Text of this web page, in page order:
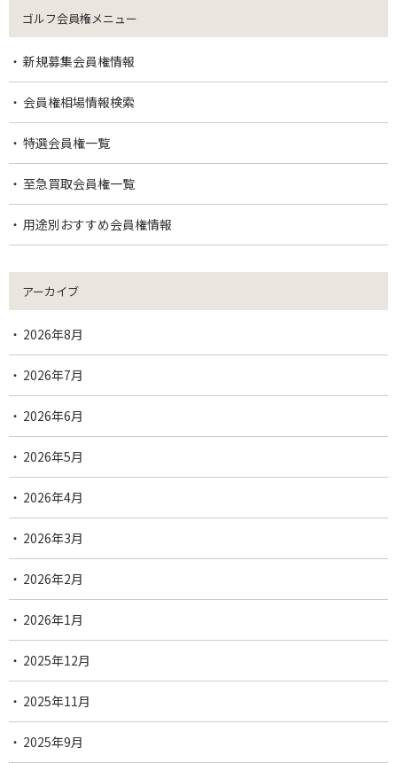
ゴルフ会員権メニュー
新規募集会員権情報
会員権相場情報検索
特選会員権一覧
至急買取会員権一覧
用途別おすすめ会員権情報
アーカイブ
2026年8月
2026年7月
2026年6月
2026年5月
2026年4月
2026年3月
2026年2月
2026年1月
2025年12月
2025年11月
2025年9月